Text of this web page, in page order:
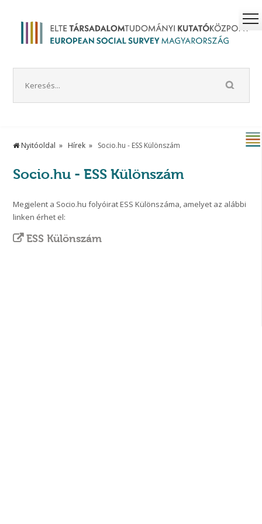
Nyitóoldal Hírek Socio.hu - ESS Különszám
Socio.hu - ESS Különszám
Megjelent a Socio.hu folyóirat ESS Különszáma, amelyet az alábbi
linken érhet el:
ESS Különszám